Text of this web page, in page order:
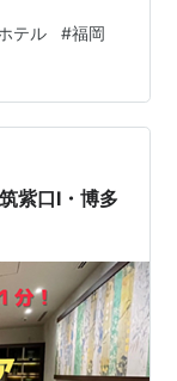
テル #福岡
紫口Ⅰ・博多